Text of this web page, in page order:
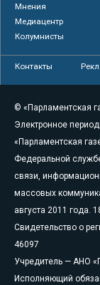
Мнения
Медиацентр
Колумнисты
Контакты
© «Парламентская
Электронное
«Парламентская
Федеральной
связи,
массовых
августа 2011 года.
Свидетельство о
46097
Учредитель — АНО
Исполняющий